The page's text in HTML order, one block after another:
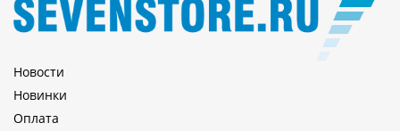
Новости
Новинки
Оплата